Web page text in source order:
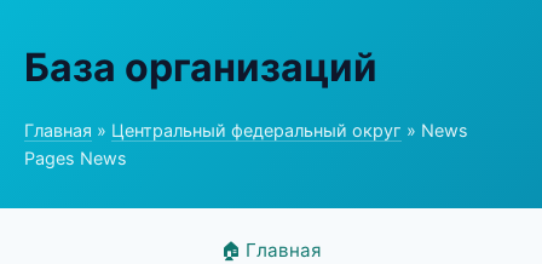
База организаций
Главная » Центральный федеральный округ » News
Pages News
🏠 Главная